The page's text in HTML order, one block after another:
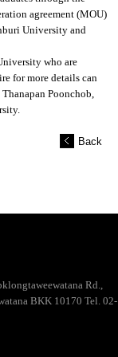
agreement (MOU)
University and
who are
for more details can
Poonchob,
Back
Rd.,
BKK 10170 Tel. 02-